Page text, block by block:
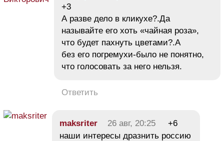
+3
А разве дело в кликухе?.Да
называйте его хоть «чайная роза»,
что будет пахнуть цветами?.А
без его погремухи-было не понятно,
что голосовать за него нельзя.
Ответить
maksriter 26 авг, 20:25
+6
наши интересы дразнить россию